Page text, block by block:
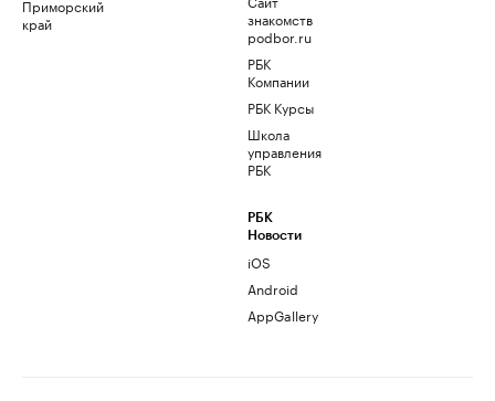
Приморский
край
знакомств
podbor.ru
РБК
Компании
РБК Курсы
Школа
управления
РБК
РБК
Новости
iOS
Android
AppGallery